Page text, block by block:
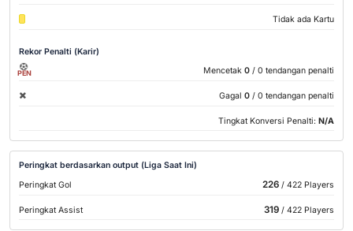
Tidak ada Kartu
Rekor Penalti (Karir)
PEN Mencetak 0 / 0 tendangan penalti
Gagal 0 / 0 tendangan penalti
Tingkat Konversi Penalti: N/A
Peringkat berdasarkan output (Liga Saat Ini)
Peringkat Gol
226/ 422 Players
Peringkat Assist 319/ 422 Players